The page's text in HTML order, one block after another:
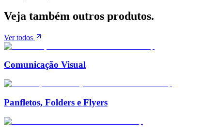
Veja também outros produtos.
Ver todos
Comunicação Visual
Panfletos, Folders e Flyers